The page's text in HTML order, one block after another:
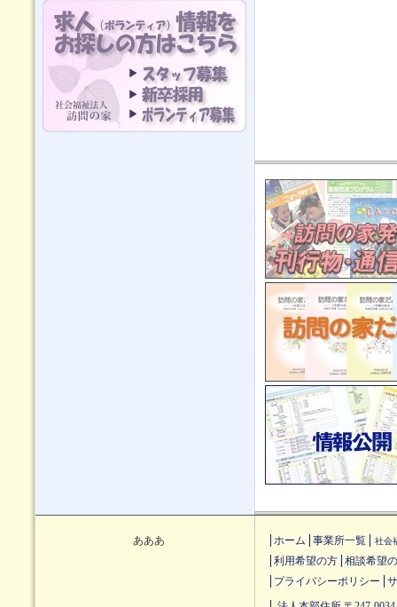
あああ ホーム 事業所一覧 社会
利用希望の方 相談希望
プライバシーポリシー